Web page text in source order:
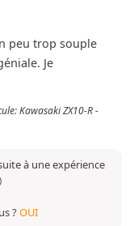
peu trop souple
Je
Kawasaki ZX10-R -
à une expérience
?OUI